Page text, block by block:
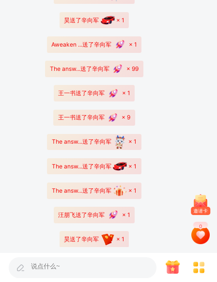
昊送了辛向军 × 1
Aweaken ...送了辛向军 × 1
The answ...送了辛向军 × 99
王一书送了辛向军 × 1
王一书送了辛向军 × 9
The answ...送了辛向军 × 1
The answ...送了辛向军 × 1
The answ...送了辛向军 × 1
汪朋飞送了辛向军 × 1
昊送了辛向军 × 1
邀请卡
0